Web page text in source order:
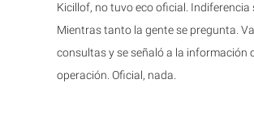
Kicillof, no tuvo eco oficial. Indiferencia
Mientras tanto la gente se pregunta.
consultas y se señaló a la información
operación. Oficial, nada.